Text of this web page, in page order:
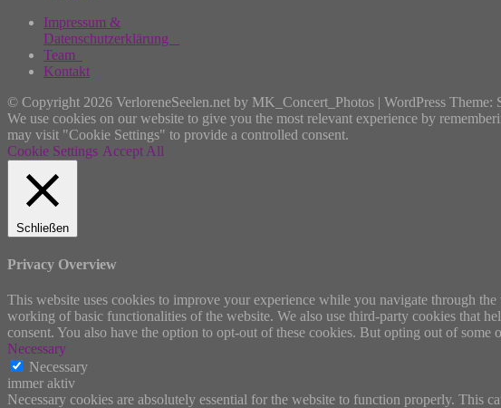
Impressum &
Datenschutzerklärung
Team
Kontakt
© Copyright 2026 VerloreneSeelen.net by MK_Concert_Photos | WordPress Theme:
We use cookies on our website to give you the most relevant experience by
may visit "Cookie Settings" to provide a controlled consent.
Cookie Settings Accept All
Schließen
Privacy Overview
This website uses cookies to improve your experience while you navigate through
working of basic functionalities of the website. We also use third-party cookies that
consent. You also have the option to opt-out of these cookies. But opting out of
Necessary
Necessary
immer aktiv
Necessary cookies are absolutely essential for the website to function properly. This